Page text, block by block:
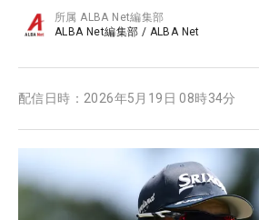
所属ALBA Net編集部
ALBA Net編集部 / ALBA Net
配信日時： 2026年5月19日 08時34分